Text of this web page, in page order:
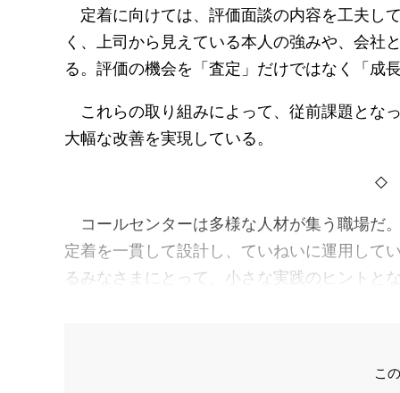
定着に向けては、評価面談の内容を工夫し
く、上司から見えている本人の強みや、会社
る。評価の機会を「査定」だけではなく「成
これらの取り組みによって、従前課題とな
大幅な改善を実現している。
◇
コールセンターは多様な人材が集う職場だ
定着を一貫して設計し、ていねいに運用して
るみなさまにとって、小さな実践のヒントと
こ